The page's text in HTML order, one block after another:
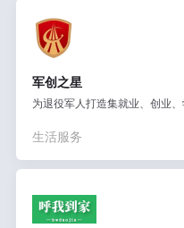
军创之星
为退役军人打造集就业、创业
生活服务